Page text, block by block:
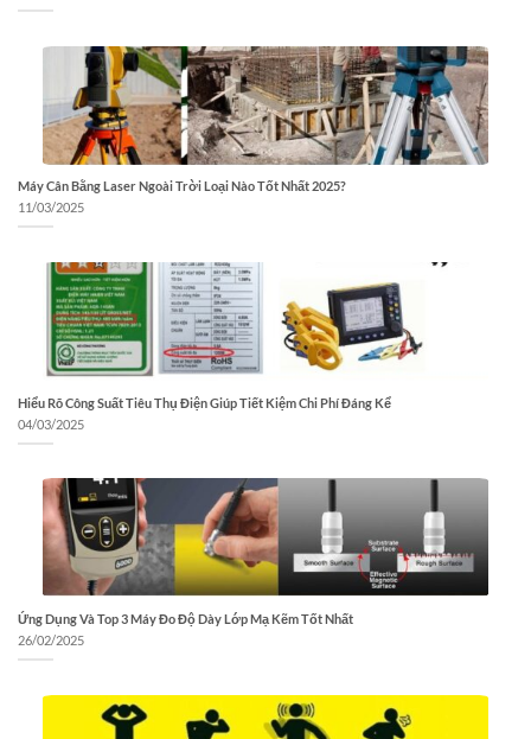
Máy Cân Bằng Laser Ngoài Trời Loại Nào Tốt Nhất 2025?
11/03/2025
Hiểu Rõ Công Suất Tiêu Thụ Điện Giúp Tiết Kiệm Chi Phí Đáng Kể
04/03/2025
Ứng Dụng Và Top 3 Máy Đo Độ Dày Lớp Mạ Kẽm Tốt Nhất
26/02/2025